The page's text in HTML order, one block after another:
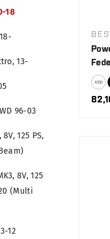
18
13-
96-03
125 PS,
8V, 125
(Multi
12